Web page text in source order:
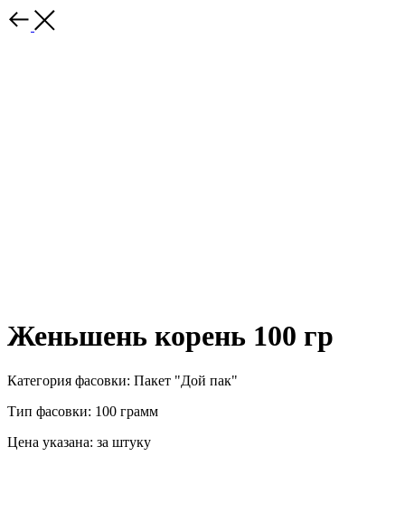
Женьшень корень 100 гр
Категория фасовки: Пакет "Дой пак"
Тип фасовки: 100 грамм
Цена указана: за штуку